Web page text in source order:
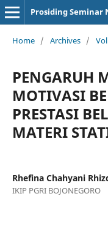
Prosiding Seminar
Home / Archives /
PENGARUH
MOTIVASI
PRESTASI
MATERI
Rhefina Chahyani
IKIP PGRI BOJONEGORO